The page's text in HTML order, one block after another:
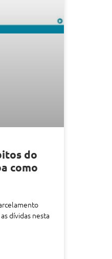
do
como
dívidas nesta